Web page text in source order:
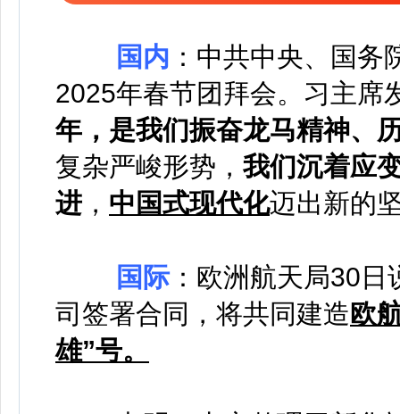
国内 ： 中共中央、国务
2025年春节团拜会。习主席
年，是我们振奋龙马精神、
复杂严峻形势， 我们沉着应
进 ， 中国式现代化迈出新的
国际：欧洲航天局30日
司签署合同，将共同建造 欧
雄”号。